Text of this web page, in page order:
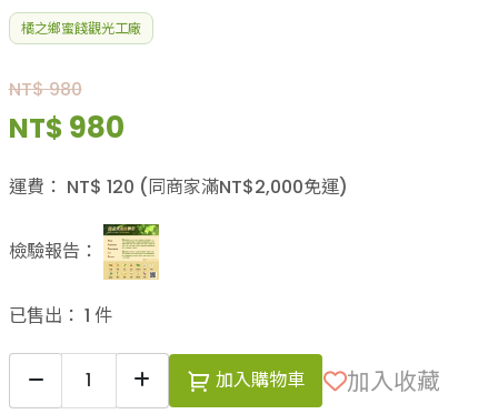
橘之鄉蜜餞觀光工廠
NT$ 980
NT$ 980
運費： NT$ 120 (同商家滿NT$2,000免運)
檢驗報告：
已售出： 1 件
加入購物車 加入收藏